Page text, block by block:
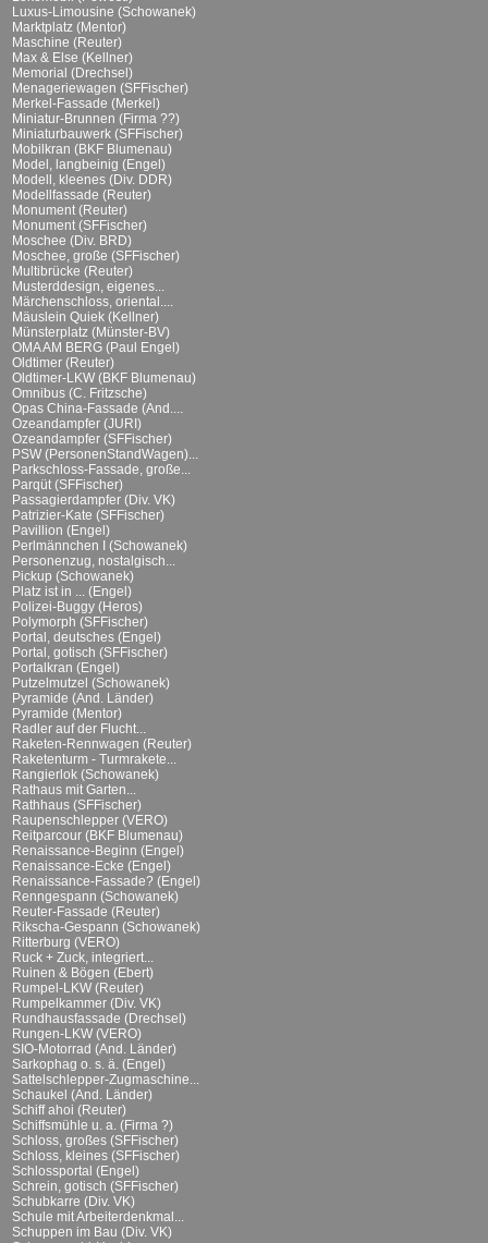
Luxus-Limousine (Schowanek)
Marktplatz (Mentor)
Maschine (Reuter)
Max & Else (Kellner)
Memorial (Drechsel)
Menageriewagen (SFFischer)
Merkel-Fassade (Merkel)
Miniatur-Brunnen (Firma ??)
Miniaturbauwerk (SFFischer)
Mobilkran (BKF Blumenau)
Model, langbeinig (Engel)
Modell, kleenes (Div. DDR)
Modellfassade (Reuter)
Monument (Reuter)
Monument (SFFischer)
Moschee (Div. BRD)
Moschee, große (SFFischer)
Multibrücke (Reuter)
Musterddesign, eigenes...
Märchenschloss, oriental....
Mäuslein Quiek (Kellner)
Münsterplatz (Münster-BV)
OMA AM BERG (Paul Engel)
Oldtimer (Reuter)
Oldtimer-LKW (BKF Blumenau)
Omnibus (C. Fritzsche)
Opas China-Fassade (And....
Ozeandampfer (JURI)
Ozeandampfer (SFFischer)
PSW (PersonenStandWagen)...
Parkschloss-Fassade, große...
Parqüt (SFFischer)
Passagierdampfer (Div. VK)
Patrizier-Kate (SFFischer)
Pavillion (Engel)
Perlmännchen I (Schowanek)
Personenzug, nostalgisch...
Pickup (Schowanek)
Platz ist in ... (Engel)
Polizei-Buggy (Heros)
Polymorph (SFFischer)
Portal, deutsches (Engel)
Portal, gotisch (SFFischer)
Portalkran (Engel)
Putzelmutzel (Schowanek)
Pyramide (And. Länder)
Pyramide (Mentor)
Radler auf der Flucht...
Raketen-Rennwagen (Reuter)
Raketenturm - Turmrakete...
Rangierlok (Schowanek)
Rathaus mit Garten...
Rathhaus (SFFischer)
Raupenschlepper (VERO)
Reitparcour (BKF Blumenau)
Renaissance-Beginn (Engel)
Renaissance-Ecke (Engel)
Renaissance-Fassade? (Engel)
Renngespann (Schowanek)
Reuter-Fassade (Reuter)
Rikscha-Gespann (Schowanek)
Ritterburg (VERO)
Ruck + Zuck, integriert...
Ruinen & Bögen (Ebert)
Rumpel-LKW (Reuter)
Rumpelkammer (Div. VK)
Rundhausfassade (Drechsel)
Rungen-LKW (VERO)
SIO-Motorrad (And. Länder)
Sarkophag o. s. ä. (Engel)
Sattelschlepper-Zugmaschine...
Schaukel (And. Länder)
Schiff ahoi (Reuter)
Schiffsmühle u. a. (Firma ?)
Schloss, großes (SFFischer)
Schloss, kleines (SFFischer)
Schlossportal (Engel)
Schrein, gotisch (SFFischer)
Schubkarre (Div. VK)
Schule mit Arbeiterdenkmal...
Schuppen im Bau (Div. VK)